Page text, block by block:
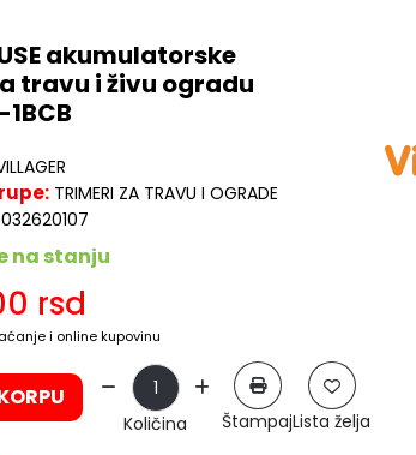
akumulatorske
travu i živu ogradu
TRIMERI ZA TRAVU I OGRADE
na stanju
rsd
i online kupovinu
Količina ŠtampajLista želja